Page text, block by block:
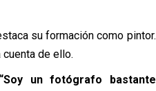
su formación como pintor.
de ello.
un fotógrafo bastante